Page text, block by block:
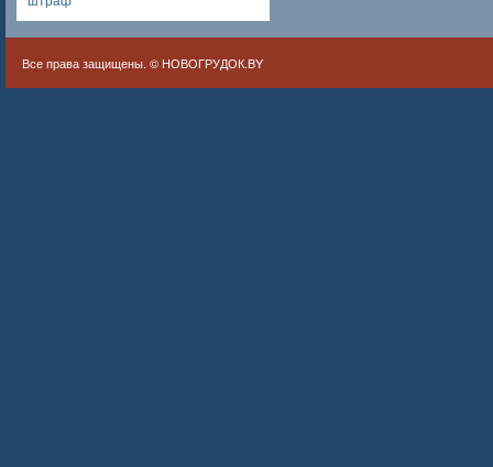
Все права защищены. © НОВОГРУДОК.BY